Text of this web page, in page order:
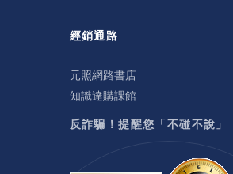
經銷通路
元照網路書店
知識達購課館
反詐騙！提醒您「不碰不說」